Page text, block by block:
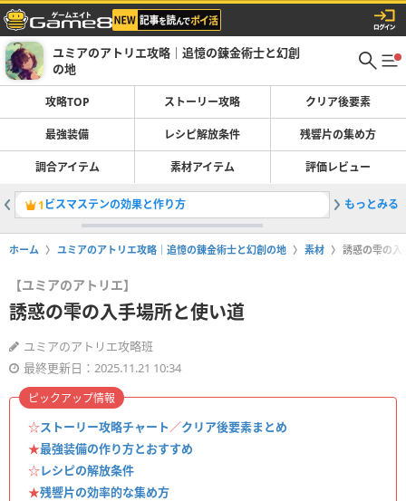
ユミアのアトリエ攻略｜追憶の錬金術士と幻創
の地
攻略TOP ストーリー攻略 クリア後要素
最強装備 レシピ解放条件 残響片の集め方
調合アイテム 素材アイテム 評価レビュー
1 ビスマステンの効果と作り方 2装備品一
もっとみる
ホーム ユミアのアトリエ攻略｜追憶の錬金術士と幻創の地 素材 誘惑の雫の入
【ユミアのアトリエ】
誘惑の雫の入手場所と使い道
ユミアのアトリエ攻略班
最終更新日：2025.11.21 10:34
☆ストーリー攻略チャート／クリア後要素まとめ
★最強装備の作り方とおすすめ
☆レシピの解放条件
★残響片の効率的な集め方
ピックアップ情報